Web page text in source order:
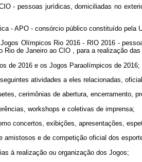
- pessoas jurídicas, domiciliadas no
- APO - consórcio público constituído
Olímpicos Rio 2016 - RIO 2016 -
Rio de Janeiro ao CIO , para a realização
de 2016 e os Jogos Paraolímpicos de 2016;
atividades a eles relacionadas,
cerimônias de abertura, encerramento,
workshopse coletivas de imprensa;
concertos, exibições, apresentações,
amistosos e de competição oficial dos
à realização ou organização dos Jogos;